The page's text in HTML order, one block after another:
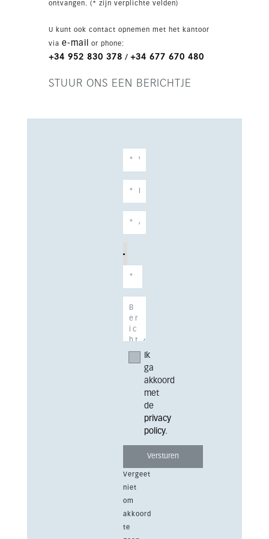
groot gemeenschappelijk zwembad binnen een
townhouses. Mijas Costa biedt stranden, golf,
restaurants en voorzieningen, met Malaga en
Marbella binnen handbereik.
ontvangen. (* zijn verplichte velden)
U kunt ook contact opnemen met het kantoor
via e-mail or phone:
+34 952 830 378 / +34 677 670 480
STUUR ONS EEN BERICHTJE
Ik
ga
akkoord
met
de
privacy
policy.
Vergeet
niet
om
akkoord
te